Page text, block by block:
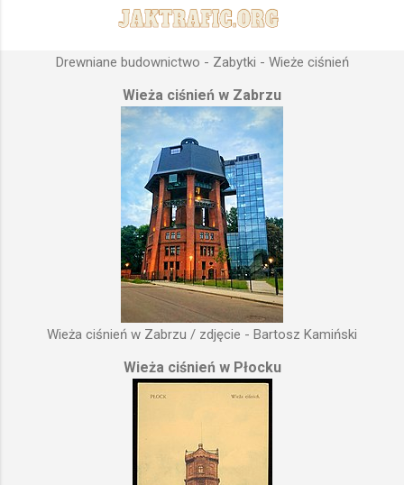
Drewniane budownictwo - Zabytki - Wieże ciśnień
Wieża ciśnień w Zabrzu
Wieża ciśnień w Zabrzu / zdjęcie - Bartosz Kamiński
Wieża ciśnień w Płocku